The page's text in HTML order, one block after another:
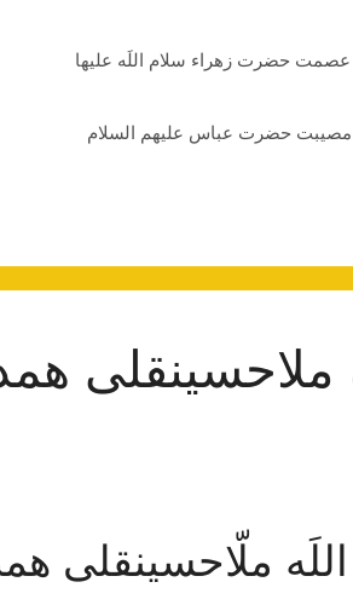
عصمت حضرت زهراء سلام اللَه علیها
مصیبت حضرت عباس علیهم السلام
ملّاحسینقلی